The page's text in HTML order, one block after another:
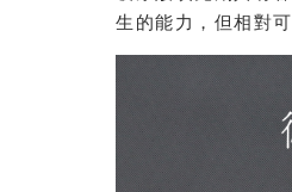
生的能力，但相對